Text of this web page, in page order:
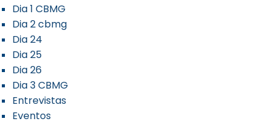
Dia 1 CBMG
Dia 2 cbmg
Dia 24
Dia 25
Dia 26
Dia 3 CBMG
Entrevistas
Eventos